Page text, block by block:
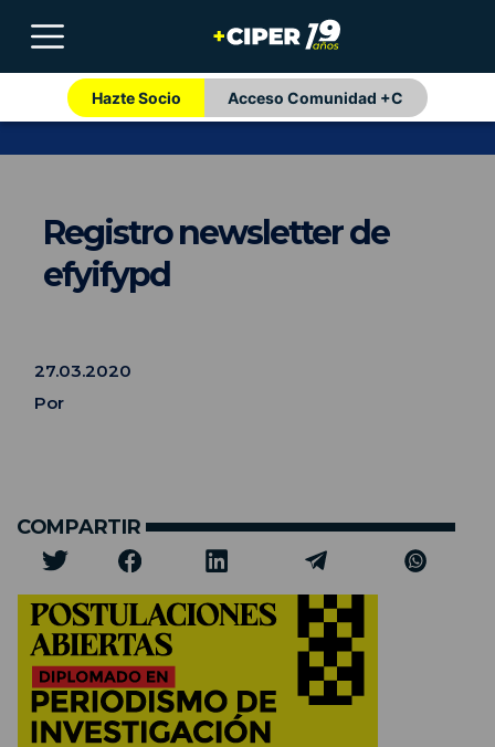
Hazte Socio Acceso Comunidad +C
Registro newsletter de
efyifypd
27.03.2020
Por
COMPARTIR